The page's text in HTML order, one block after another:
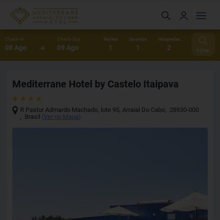
Check-In
08 Ago
Check-Out
09 Ago
Noites
1
Quartos
1
Hóspedes
2 Editar
Mediterrane Hotel by Castelo Itaipava
R Pastor Admardo Machado, lote 95,Arraial Do Cabo, 28930-000
, Brasil (Ver no Mapa)